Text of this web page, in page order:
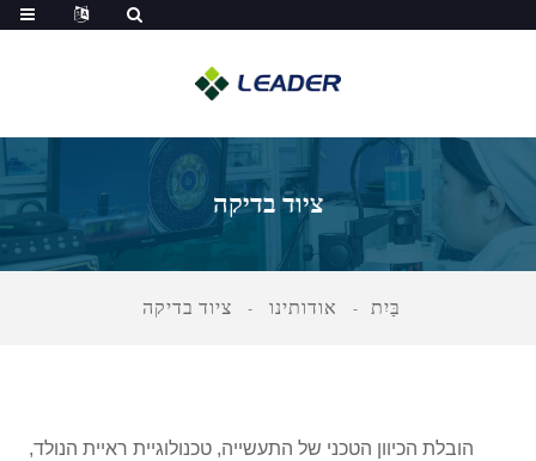
ציוד בדיקה
בַּיִת אודותינו ציוד בדיקה
הובלת הכיוון הטכני של התעשייה, טכנולוגיית ראיית הנולד,